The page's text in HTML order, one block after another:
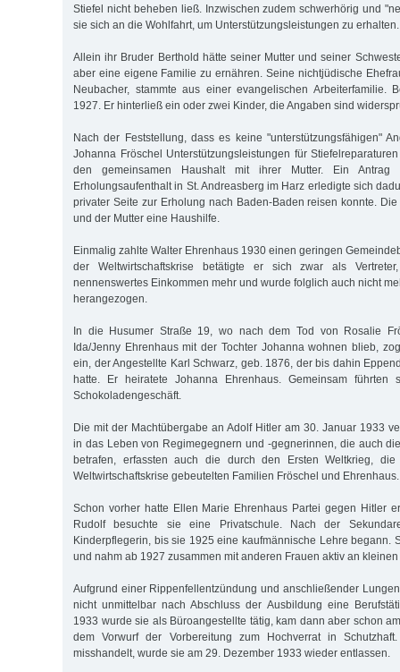
Stiefel nicht beheben ließ. Inzwischen zudem schwerhörig und
sie sich an die Wohlfahrt, um Unterstützungsleistungen zu erhalten.
Allein ihr Bruder Berthold hätte seiner Mutter und seiner
aber eine eigene Familie zu ernähren. Seine nichtjüdische
Neubacher, stammte aus einer evangelischen Arbeiterfamilie.
1927. Er hinterließ ein oder zwei Kinder, die Angaben sind
Nach der Feststellung, dass es keine "unterstützungsfähigen"
Johanna Fröschel Unterstützungsleistungen für
den gemeinsamen Haushalt mit ihrer Mutter. Ein Antrag
Erholungsaufenthalt in St. Andreasberg im Harz erledigte sich
privater Seite zur Erholung nach Baden-Baden reisen konnte.
und der Mutter eine Haushilfe.
Einmalig zahlte Walter Ehrenhaus 1930 einen geringen
der Weltwirtschaftskrise betätigte er sich zwar als
nennenswertes Einkommen mehr und wurde folglich auch nicht
herangezogen.
In die Husumer Straße 19, wo nach dem Tod von Rosalie
Ida/Jenny Ehrenhaus mit der Tochter Johanna wohnen blieb,
ein, der Angestellte Karl Schwarz, geb. 1876, der bis dahin
hatte. Er heiratete Johanna Ehrenhaus. Gemeinsam führten
Schokoladengeschäft.
Die mit der Machtübergabe an Adolf Hitler am 30. Januar 1933
in das Leben von Regimegegnern und -gegnerinnen, die auch
betrafen, erfassten auch die durch den Ersten Weltkrieg,
Weltwirtschaftskrise gebeutelten Familien Fröschel und Ehrenhaus.
Schon vorher hatte Ellen Marie Ehrenhaus Partei gegen Hitler
Rudolf besuchte sie eine Privatschule. Nach der
Kinderpflegerin, bis sie 1925 eine kaufmännische Lehre begann.
und nahm ab 1927 zusammen mit anderen Frauen aktiv an
Aufgrund einer Rippenfellentzündung und anschließender
nicht unmittelbar nach Abschluss der Ausbildung eine
1933 wurde sie als Büroangestellte tätig, kam dann aber schon
dem Vorwurf der Vorbereitung zum Hochverrat in
misshandelt, wurde sie am 29. Dezember 1933 wieder entlassen.